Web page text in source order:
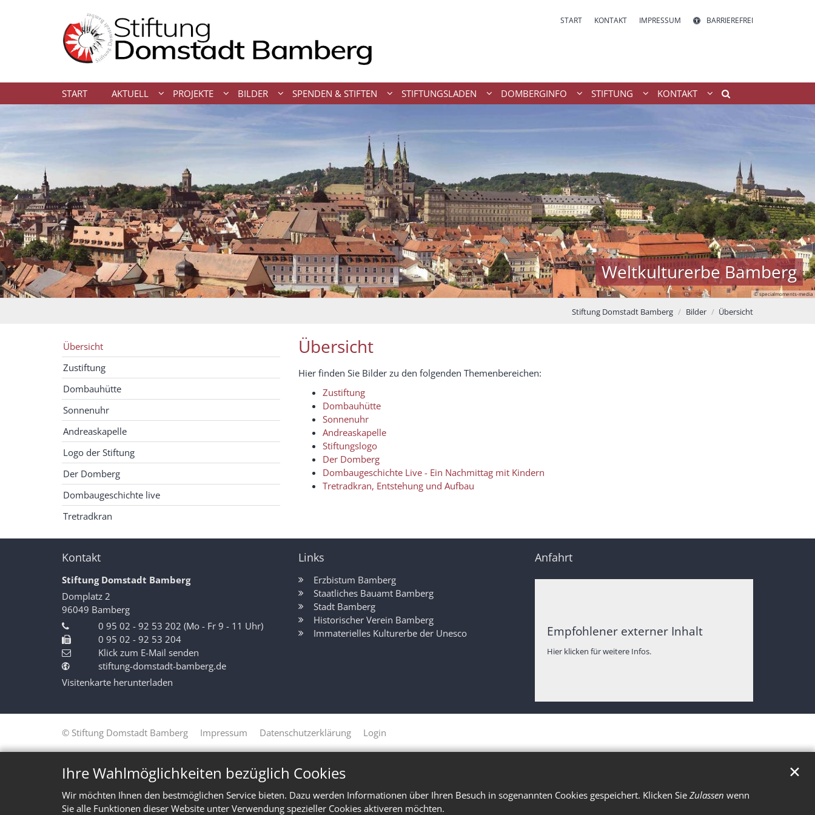
Ihre Wahlmöglichkeiten bezüglich Cookies
Wir möchten Ihnen den bestmöglichen Service bieten. Dazu werden Informationen über Ihren Besuch in sogenannten Cookies gespeichert. Klicken Sie Zulassen wenn
Sie alle Funktionen dieser Website unter Verwendung spezieller Cookies aktiveren möchten.
✕
START KONTAKT IMPRESSUM BARRIEREFREI
START AKTUELL PROJEKTE BILDER SPENDEN & STIFTEN STIFTUNGSLADEN DOMBERGINFO STIFTUNG KONTAKT
© specialmoments-media
Weltkulturerbe Bamberg
Stiftung Domstadt Bamberg Bilder Übersicht
Übersicht
Hier finden Sie Bilder zu den folgenden Themenbereichen:
Zustiftung
Dombauhütte
Sonnenuhr
Andreaskapelle
Stiftungslogo
Der Domberg
Dombaugeschichte Live - Ein Nachmittag mit Kindern
Tretradkran, Entstehung und Aufbau
Übersicht
Zustiftung
Dombauhütte
Sonnenuhr
Andreaskapelle
Logo der Stiftung
Der Domberg
Dombaugeschichte live
Tretradkran
Kontakt
Stiftung Domstadt Bamberg
Domplatz 2
96049 Bamberg
0 95 02 - 92 53 202 (Mo - Fr 9 - 11 Uhr)
0 95 02 - 92 53 204
Klick zum E-Mail senden
stiftung-domstadt-bamberg.de
Visitenkarte herunterladen
Links
Erzbistum Bamberg
Staatliches Bauamt Bamberg
Stadt Bamberg
Historischer Verein Bamberg
Immaterielles Kulturerbe der Unesco
Anfahrt
Empfohlener externer Inhalt
Hier klicken für weitere Infos.
© Stiftung Domstadt Bamberg Impressum Datenschutzerklärung Login